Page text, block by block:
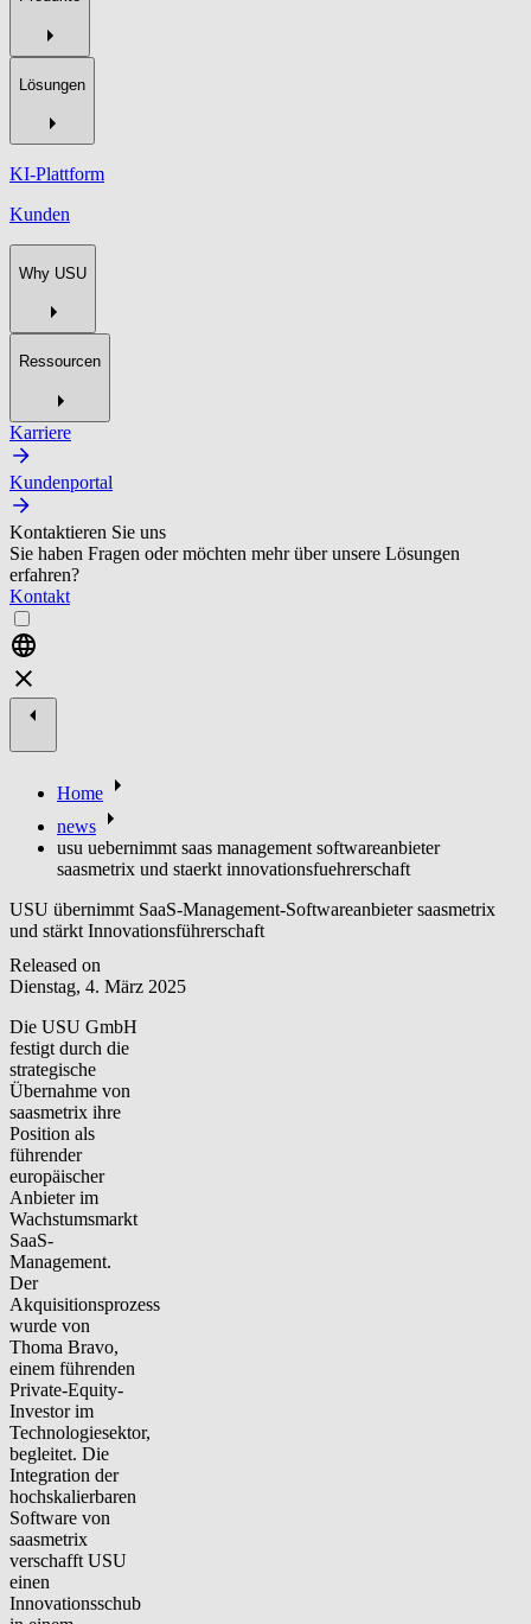
Lösungen
KI-Plattform
Kunden
Why USU
Ressourcen
Karriere
Kundenportal
Kontaktieren Sie uns
Sie haben Fragen oder möchten mehr über unsere Lösungen
erfahren?
Kontakt
Home
news
usu uebernimmt saas management softwareanbieter
saasmetrix und staerkt innovationsfuehrerschaft
USU übernimmt SaaS-Management-Softwareanbieter saasmetrix
und stärkt Innovationsführerschaft
Released on
Dienstag, 4. März 2025
Die USU GmbH
festigt durch die
strategische
Übernahme von
saasmetrix ihre
Position als
führender
europäischer
Anbieter im
Wachstumsmarkt
SaaS-
Management.
Der
Akquisitionsprozess
wurde von
Thoma Bravo,
einem führenden
Private-Equity-
Investor im
Technologiesektor,
begleitet. Die
Integration der
hochskalierbaren
Software von
saasmetrix
verschafft USU
einen
Innovationsschub